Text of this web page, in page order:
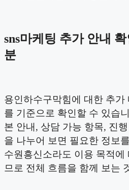
sns마케팅 추가 안내
분
용인하수구막힘에 대한 추가
를 기준으로 확인할 수 있습
본 안내, 상담 가능 항목, 진
을 나누어 보면 필요한 정보
수원흥신소라도 이용 목적
므로 전체 흐름을 함께 보는